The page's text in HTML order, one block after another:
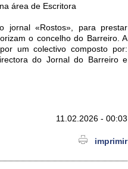
área de Escritora
jornal «Rostos», para prestar
o concelho do Barreiro. A
um colectivo composto por:
do Jornal do Barreiro e
11.02.2026 - 00:03
imprimir